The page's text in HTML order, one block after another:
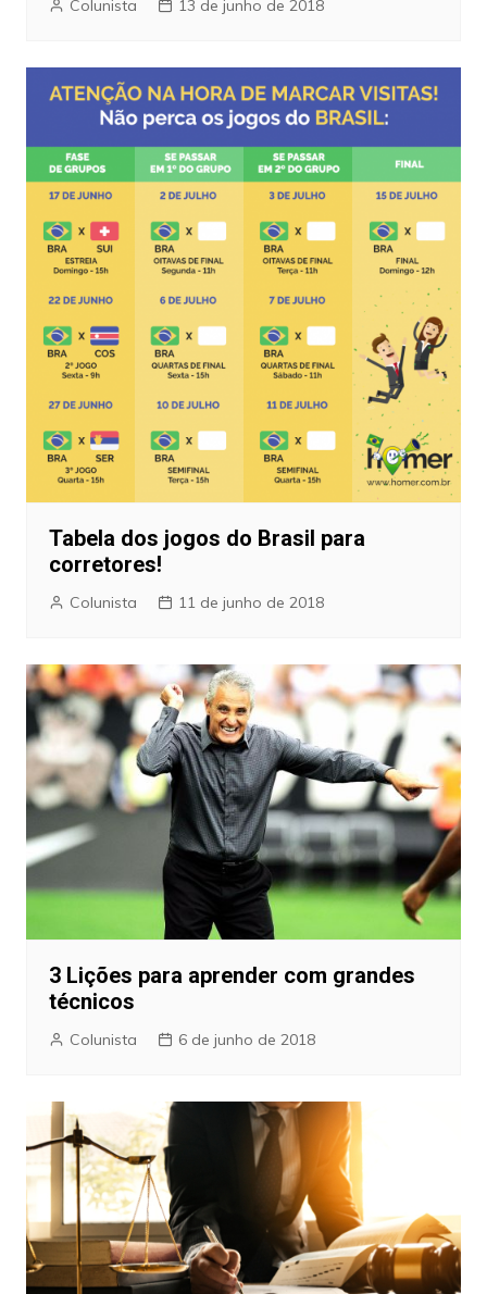
Colunista 13 de junho de 2018
Tabela dos jogos do Brasil para
corretores!
Colunista 11 de junho de 2018
3 Lições para aprender com grandes
técnicos
Colunista 6 de junho de 2018